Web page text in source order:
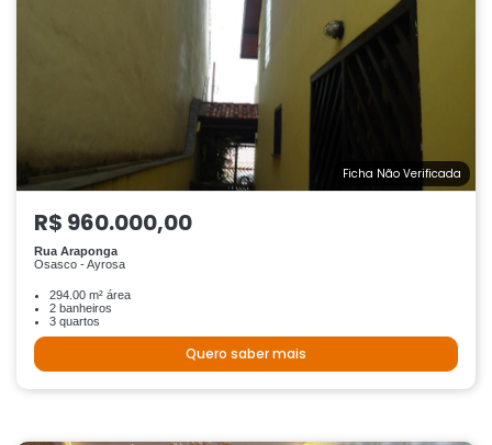
Ficha Não Verificada
R$ 960.000,00
Rua Araponga
Osasco - Ayrosa
294.00 m² área
2 banheiros
3 quartos
Quero saber mais